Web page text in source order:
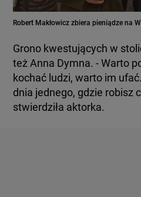
Robert Makłowicz zbiera pieniądze na
Grono kwestujących w
też Anna Dymna. - Warto
kochać ludzi, warto im
dnia jednego, gdzie robisz
stwierdziła aktorka.